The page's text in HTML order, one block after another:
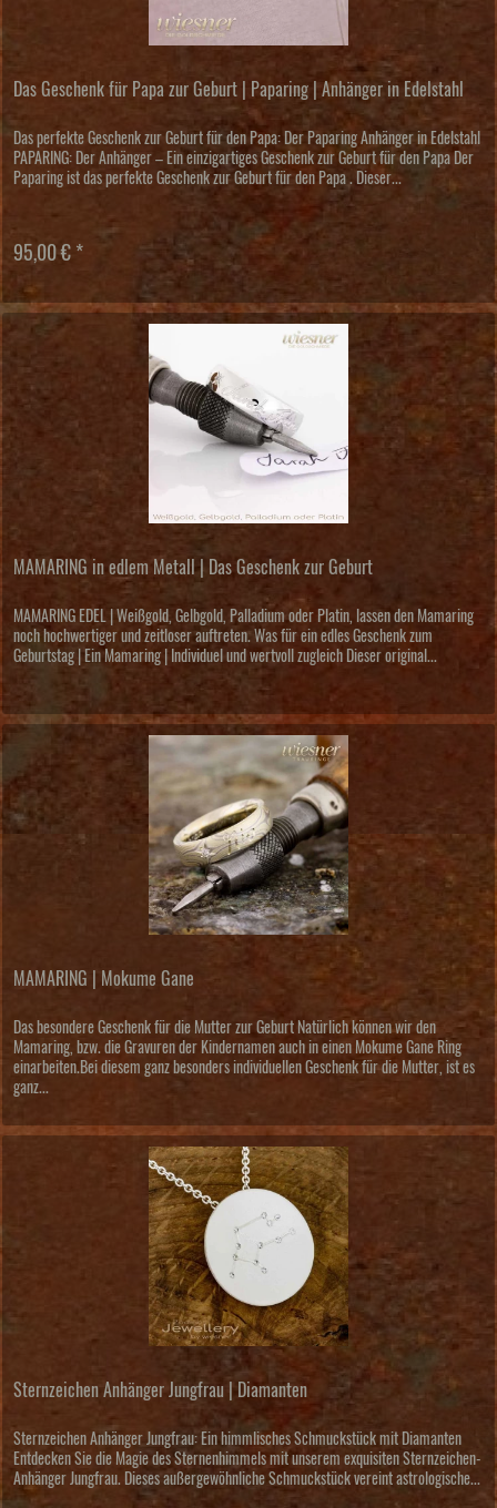
Das Geschenk für Papa zur Geburt | Paparing | Anhänger in Edelstahl
Das perfekte Geschenk zur Geburt für den Papa: Der Paparing Anhänger in Edelstahl
PAPARING: Der Anhänger – Ein einzigartiges Geschenk zur Geburt für den Papa Der
Paparing ist das perfekte Geschenk zur Geburt für den Papa . Dieser...
95,00 € *
MAMARING in edlem Metall | Das Geschenk zur Geburt
MAMARING EDEL | Weißgold, Gelbgold, Palladium oder Platin, lassen den Mamaring
noch hochwertiger und zeitloser auftreten. Was für ein edles Geschenk zum
Geburtstag | Ein Mamaring | Individuel und wertvoll zugleich Dieser original...
MAMARING | Mokume Gane
Das besondere Geschenk für die Mutter zur Geburt Natürlich können wir den
Mamaring, bzw. die Gravuren der Kindernamen auch in einen Mokume Gane Ring
einarbeiten.Bei diesem ganz besonders individuellen Geschenk für die Mutter, ist es
ganz...
Sternzeichen Anhänger Jungfrau | Diamanten
Sternzeichen Anhänger Jungfrau: Ein himmlisches Schmuckstück mit Diamanten
Entdecken Sie die Magie des Sternenhimmels mit unserem exquisiten Sternzeichen-
Anhänger Jungfrau. Dieses außergewöhnliche Schmuckstück vereint astrologische...